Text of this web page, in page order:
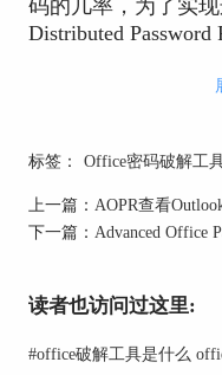
码的几率，为了实
Distributed
技巧三：熟悉各个
法，善于以极快的
攻击可以由用户进
密码的记忆定义更
破解、组合破解和
击了解详细使用方
标签： Office密码破解工
上一篇： AOPR查看
下一篇： Advanced Office
读者也访问过这里:
#office破解工具是什么